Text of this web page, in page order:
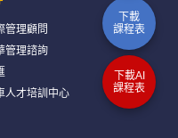
下載
課程表
下載AI
課程表
管理顧問
管理諮詢
人才培訓中心